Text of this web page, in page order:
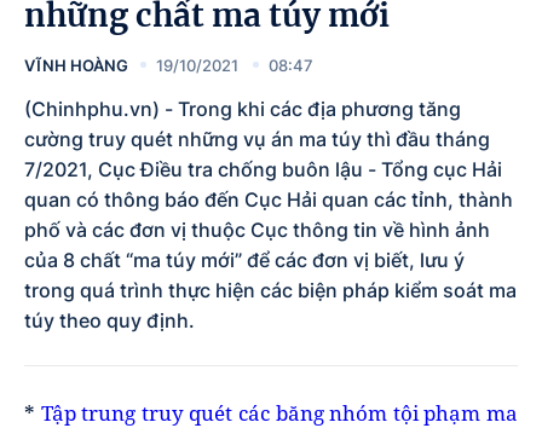
những chất ma túy mới
VĨNH HOÀNG 19/10/2021 08:47
(Chinhphu.vn) - Trong khi các địa phương tăng
cường truy quét những vụ án ma túy thì đầu tháng
7/2021, Cục Điều tra chống buôn lậu - Tổng cục Hải
quan có thông báo đến Cục Hải quan các tỉnh, thành
phố và các đơn vị thuộc Cục thông tin về hình ảnh
của 8 chất “ma túy mới” để các đơn vị biết, lưu ý
trong quá trình thực hiện các biện pháp kiểm soát ma
túy theo quy định.
* Tập trung truy quét các băng nhóm tội phạm ma